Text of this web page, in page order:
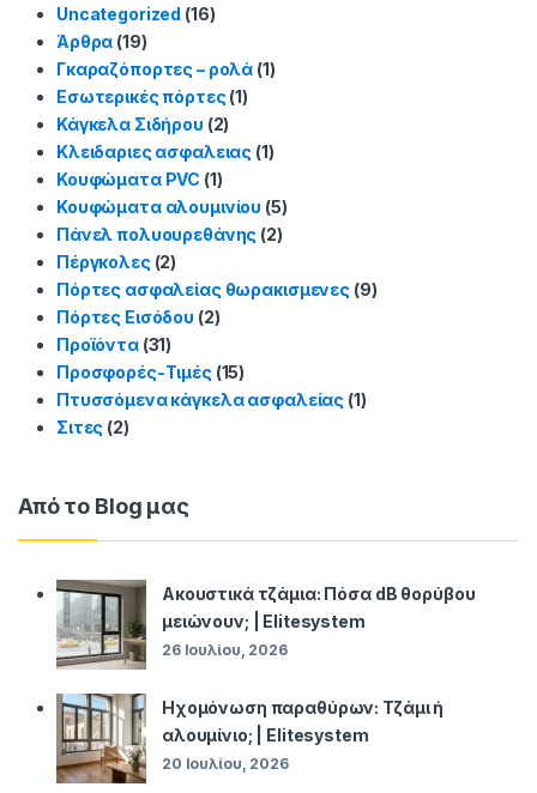
Uncategorized (16)
Άρθρα (19)
Γκαραζόπορτες – ρολά (1)
Εσωτερικές πόρτες(1)
Κάγκελα Σιδήρου (2)
Κλειδαριες ασφαλειας (1)
Κουφώματα PVC (1)
Κουφώματα αλουμινίου (5)
Πάνελ πολυουρεθάνης (2)
Πέργκολες(2)
Πόρτες ασφαλείας θωρακισμενες(9)
Πόρτες Εισόδου (2)
Προϊόντα(31)
Προσφορές-Τιμές(15)
Πτυσσόμενα κάγκελα ασφαλείας (1)
Σιτες (2)
Από το Blog μας
Ακουστικά τζάμια: Πόσα dB θορύβου
μειώνουν; | Elitesystem
26 Ιουλίου, 2026
Ηχομόνωση παραθύρων: Τζάμι ή
αλουμίνιο; | Elitesystem
20 Ιουλίου, 2026